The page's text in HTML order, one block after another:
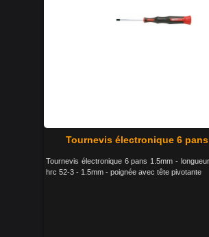
Tournevis électronique 6 pans
Tournevis électronique 6 pans 1.5mm -
hrc 52-3 - 1.5mm - poignée avec tête pivotante